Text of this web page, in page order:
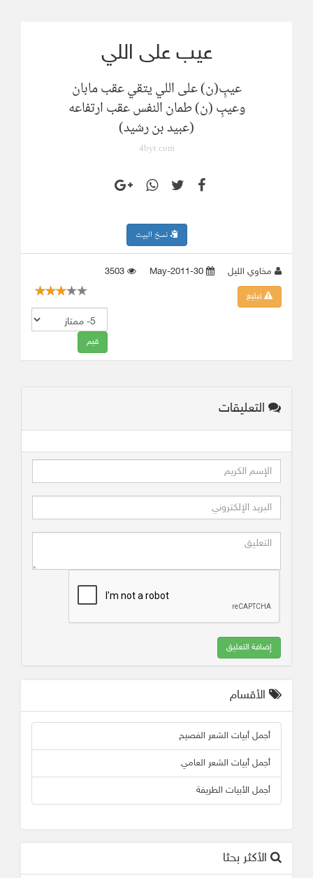
عيب على اللي
عيبٍ(ن) على اللي يتقي عقب مابان
وعيبٍ (ن) طمان النفس عقب ارتفاعه
(عبيد بن رشيد)
4byt.com
نسخ البيت
مخاوي الليل
تبليغ
التعليقات
إضافة التعليق
الأقسام
أجمل أبيات الشعر الفصيح
أجمل أبيات الشعر العامي
أجمل الأبيات الطريفة
الأكثر بحثا